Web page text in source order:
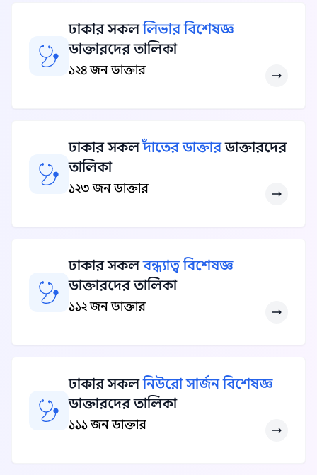
ঢাকার সকললিভার বিশেষজ্ঞ
ডাক্তারদের তালিকা
১২৪ জন ডাক্তার
ঢাকার সকলদাঁতের ডাক্তারডাক্তারদের
তালিকা
১২৩ জন ডাক্তার
ঢাকার সকলবন্ধ্যাত্ব বিশেষজ্ঞ
ডাক্তারদের তালিকা
১১২ জন ডাক্তার
ঢাকার সকলনিউরো সার্জন বিশেষজ্ঞ
ডাক্তারদের তালিকা
১১১ জন ডাক্তার